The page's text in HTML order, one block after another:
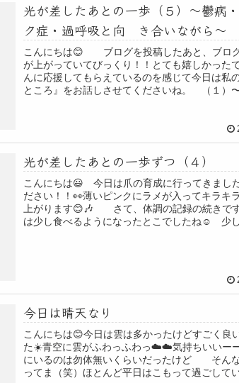
光が差したあとの一歩（５）〜鬱病
ク症・過呼吸と向 き合いながら〜
こんにちは😊 ブログを投稿したあと、ブロ
が上がっていてびっくり！！とても嬉しかった
んに応援してもらえているのを感じて今日は私
ところ』をお話しさせてくださいね。 （１）
光が差したあとの一歩ずつ（４）
こんにちは😃 今日は爪の育成に行ってきまし
ださい！！👀薄いピンクにラメが入ってキラキ
上がります😊🎶 さて、体調の記録の続きで
は少し食べるようになったとこでしたね☺️ 少
今日は晴天なり
こんにちは😊今日は雲は多かったけどすごく良
た☀️青空に雲がふわっふわっ☁️☁️気持ちいいー
にいるのは勿体無いくらいだったけど そん
ってま（笑）ほとんど平日はこもって過ごして